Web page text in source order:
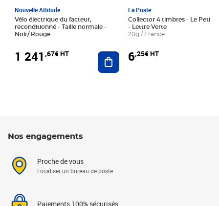
Nouvelle Attitude
Vélo électrique du facteur,
reconditionné - Taille normale -
Noir/ Rouge
1 241 ,67€ HT Ajouter au panier
La Poste
Collector 4 timbres - Le Petit
- Lettre Verte
20g / France
6,25€ HT
Nos engagements
Proche de vous
Localiser un bureau de poste
Paiements 100% sécurisés